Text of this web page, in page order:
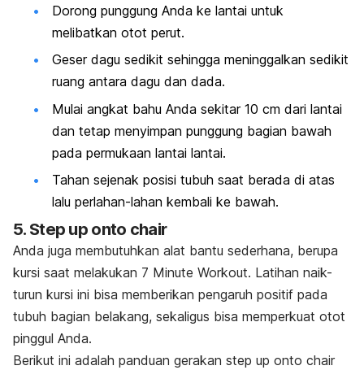
Dorong punggung Anda ke lantai untuk
melibatkan otot perut.
Geser dagu sedikit sehingga meninggalkan sedikit
ruang antara dagu dan dada.
Mulai angkat bahu Anda sekitar 10 cm dari lantai
dan tetap menyimpan punggung bagian bawah
pada permukaan lantai lantai.
Tahan sejenak posisi tubuh saat berada di atas
lalu perlahan-lahan kembali ke bawah.
5. Step up onto chair
Anda juga membutuhkan alat bantu sederhana, berupa
kursi saat melakukan 7 Minute Workout. Latihan naik-
turun kursi ini bisa memberikan pengaruh positif pada
tubuh bagian belakang, sekaligus bisa memperkuat otot
pinggul Anda.
Berikut ini adalah panduan gerakan step up onto chair